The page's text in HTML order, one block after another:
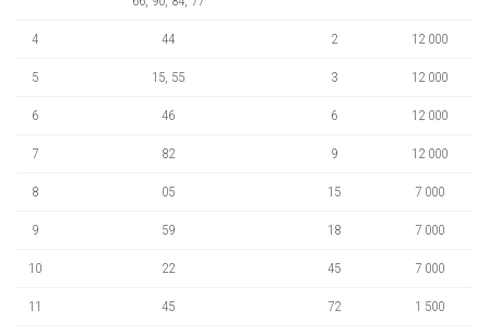
4 44 2 12 000
5 15, 55 3 12 000
6 46 6 12 000
7 82 9 12 000
8 05 15 7 000
9 59 18 7 000
10 22 45 7 000
11 45 72 1 500